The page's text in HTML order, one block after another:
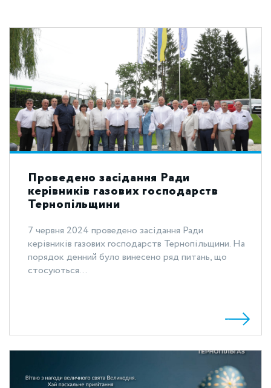
Проведено засідання Ради
керівників газових господарств
Тернопільщини
7 червня 2024 проведено засідання Ради
керівників газових господарств Тернопільщини. На
порядок денний було винесено ряд питань, що
стосуються...